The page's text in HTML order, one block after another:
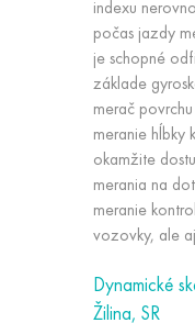
indexu
počas jazdy
je schopné
základe
merač
meranie hĺbky
okamžite
merania na
meranie
vozovky, ale
Dynamické
Žilina, SR